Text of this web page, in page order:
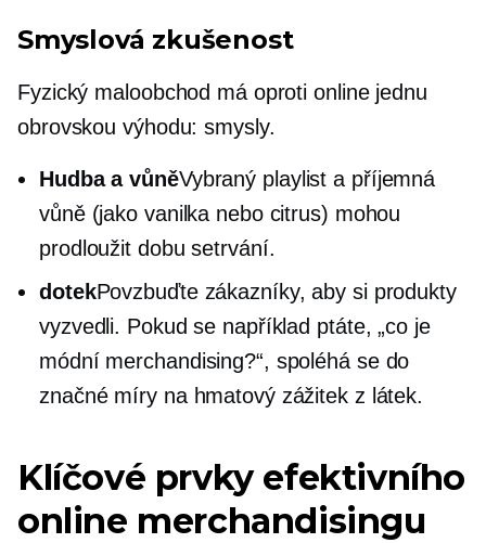
Smyslová zkušenost
Fyzický maloobchod má oproti online jednu
obrovskou výhodu: smysly.
Hudba a vůněVybraný playlist a příjemná
vůně (jako vanilka nebo citrus) mohou
prodloužit dobu setrvání.
dotekPovzbuďte zákazníky, aby si produkty
vyzvedli. Pokud se například ptáte, „co je
módní merchandising?“, spoléhá se do
značné míry na hmatový zážitek z látek.
Klíčové prvky efektivního
online merchandisingu